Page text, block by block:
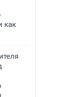
как